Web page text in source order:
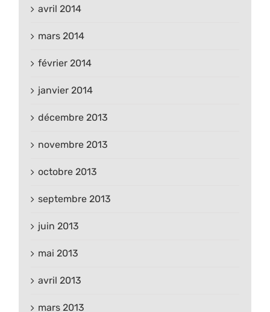
avril 2014
mars 2014
février 2014
janvier 2014
décembre 2013
novembre 2013
octobre 2013
septembre 2013
juin 2013
mai 2013
avril 2013
mars 2013